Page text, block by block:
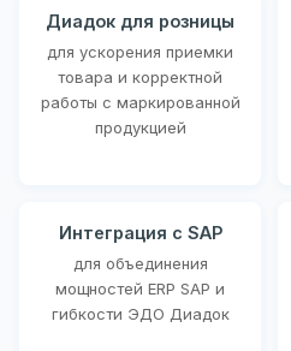
Диадок для розницы
для ускорения приемки
товара и корректной
работы с маркированной
продукцией
Интеграция с SAP
для объединения
мощностей ERP SAP и
гибкости ЭДО Диадок